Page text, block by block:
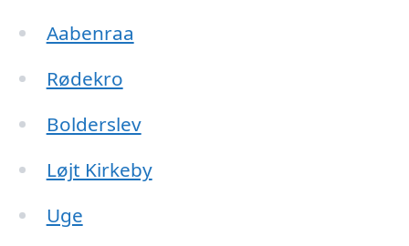
Aabenraa
Rødekro
Bolderslev
Løjt Kirkeby
Uge